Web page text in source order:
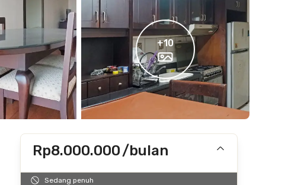
+10
Rp8.000.000/bulan
Tidak termasuk IPL, listrik, air
Sedang penuh